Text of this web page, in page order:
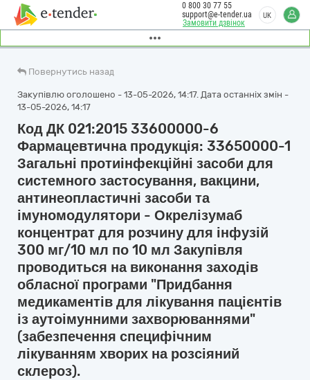
Замовити дзвінок
0 800 30 77 55
support@e-tender.ua
UK
Повернутись назад
Закупівлю оголошено - 13-05-2026, 14:17. Дата останніх змін -
13-05-2026, 14:17
Код ДК 021:2015 33600000-6
Фармацевтична продукція: 33650000-1
Загальні протиінфекційні засоби для
системного застосування, вакцини,
антинеопластичні засоби та
імуномодулятори - Окрелізумаб
концентрат для розчину для інфузій
300 мг/10 мл по 10 мл Закупівля
проводиться на виконання заходів
обласної програми "Придбання
медикаментів для лікування пацієнтів
із аутоімунними захворюваннями"
(забезпечення специфічним
лікуванням хворих на розсіяний
склероз).